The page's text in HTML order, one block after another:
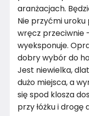
aranżacjach.
Nie przyćmi uroku
wręcz przeciwnie
wyeksponuje.
dobry wybór do
Jest niewielka,
dużo miejsca, a
się spod klosza
przy łóżku i drogę